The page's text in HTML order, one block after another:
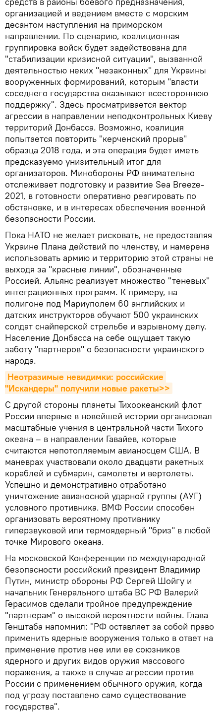
организацией и ведением вместе с морским
десантом наступления на приморском
направлении. По сценарию, коалиционная
группировка войск будет задействована для
"стабилизации кризисной ситуации", вызванной
деятельностью неких "незаконных" для Украины
вооруженных формирований, которым "власти
соседнего государства оказывают всестороннюю
поддержку". Здесь просматривается вектор
агрессии в направлении неподконтрольных Киеву
территорий Донбасса. Возможно, коалиция
попытается повторить "керченский прорыв"
образца 2018 года, и эта операция будет иметь
предсказуемо унизительный итог для
организаторов. Минобороны РФ внимательно
отслеживает подготовку и развитие Sea Breeze-
2021, в готовности оперативно реагировать по
обстановке, и в интересах обеспечения военной
безопасности России.
Пока НАТО не желает рисковать, не предоставляя
Украине Плана действий по членству, и намерена
использовать армию и территорию этой страны не
выходя за "красные линии", обозначенные
Россией. Альянс реализует множество "теневых"
интеграционных программ. К примеру, на
полигоне под Мариуполем 60 английских и
датских инструкторов обучают 500 украинских
солдат снайперской стрельбе и взрывному делу.
Население Донбасса на себе ощущает такую
заботу "партнеров" о безопасности украинского
народа.
Неотразимые невидимки: российские
"Искандеры" получили новые ракеты>>
С другой стороны планеты Тихоокеанский флот
России впервые в новейшей истории организовал
масштабные учения в центральной части Тихого
океана – в направлении Гавайев, которые
считаются непотопляемым авианосцем США. В
маневрах участвовали около двадцати ракетных
кораблей и субмарин, самолеты и вертолеты.
Успешно и демонстративно отработано
уничтожение авианосной ударной группы (АУГ)
условного противника. ВМФ России способен
организовать вероятному противнику
гиперзвуковой или термоядерный "бриз" в любой
точке Мирового океана.
На московской Конференции по международной
безопасности российский президент Владимир
Путин, министр обороны РФ Сергей Шойгу и
начальник Генерального штаба ВС РФ Валерий
Герасимов сделали тройное предупреждение
"партнерам" о высокой вероятности войны. Глава
Генштаба напомнил: "РФ оставляет за собой право
применить ядерные вооружения только в ответ на
применение против нее или ее союзников
ядерного и других видов оружия массового
поражения, а также в случае агрессии против
России с применением обычного оружия, когда
под угрозу поставлено само существование
государства".